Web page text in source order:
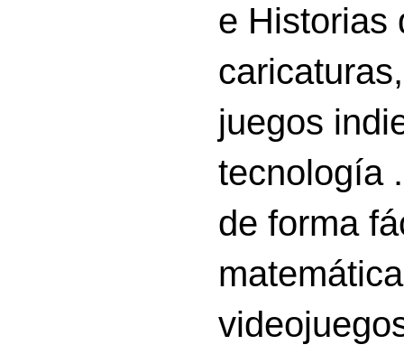
e Historias
juegos
tecnología
de forma